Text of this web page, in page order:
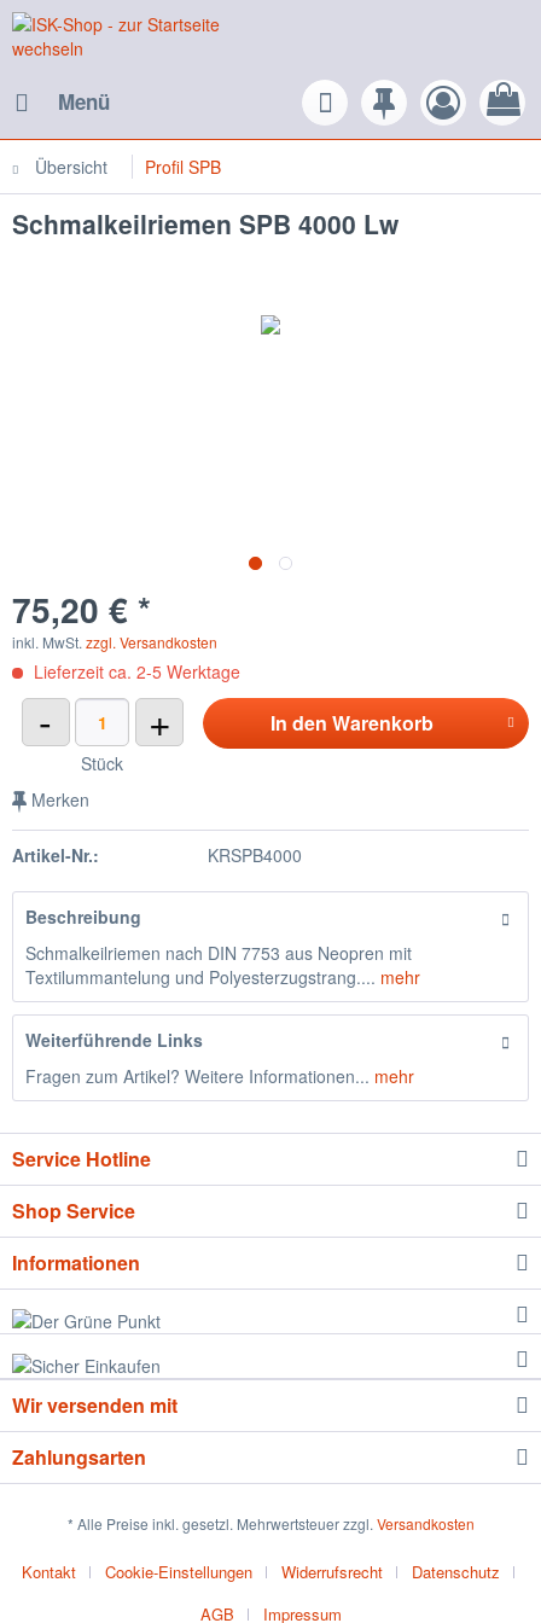
Menü
Übersicht Profil SPB
Schmalkeilriemen SPB 4000 Lw
75,20 € *
inkl. MwSt. zzgl. Versandkosten
Lieferzeit ca. 2-5 Werktage
- +
Stück
In den Warenkorb
Merken
Artikel-Nr.: KRSPB4000
Beschreibung
Schmalkeilriemen nach DIN 7753 aus Neopren mit
Textilummantelung und Polyesterzugstrang.... mehr
Weiterführende Links
Fragen zum Artikel? Weitere Informationen... mehr
Service Hotline
Shop Service
Informationen
Wir versenden mit
Zahlungsarten
* Alle Preise inkl. gesetzl. Mehrwertsteuer zzgl. Versandkosten
Kontakt Cookie-Einstellungen Widerrufsrecht
Datenschutz
AGB
Impressum